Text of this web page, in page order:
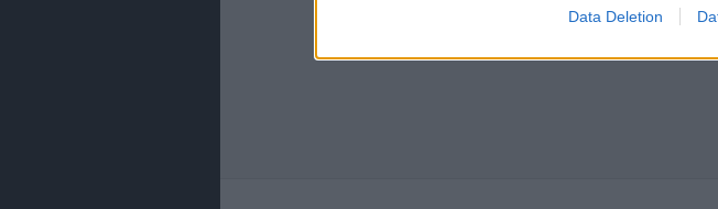
Data Deletion